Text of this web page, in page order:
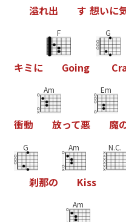
溢れ出 す 想いに
キミに
F
Going
G
Cr
衝動
Am
放って悪
Em
魔
G
刹那の
Am
Kiss
N.C.
Am